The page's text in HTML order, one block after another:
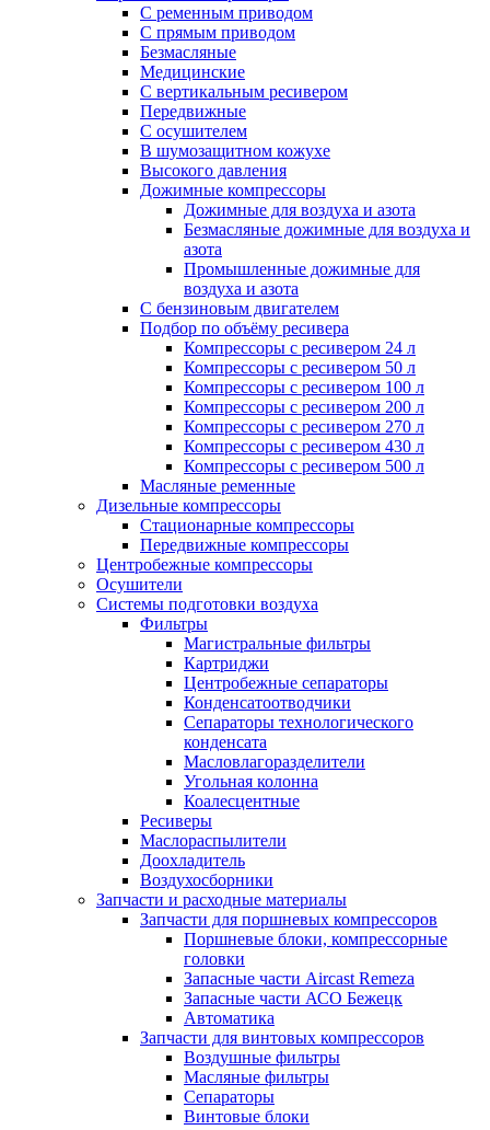
С ременным приводом
С прямым приводом
Безмасляные
Медицинские
С вертикальным ресивером
Передвижные
С осушителем
В шумозащитном кожухе
Высокого давления
Дожимные компрессоры
Дожимные для воздуха и азота
Безмасляные дожимные для воздуха и
азота
Промышленные дожимные для
воздуха и азота
С бензиновым двигателем
Подбор по объёму ресивера
Компрессоры с ресивером 24 л
Компрессоры с ресивером 50 л
Компрессоры с ресивером 100 л
Компрессоры с ресивером 200 л
Компрессоры с ресивером 270 л
Компрессоры с ресивером 430 л
Компрессоры с ресивером 500 л
Масляные ременные
Дизельные компрессоры
Стационарные компрессоры
Передвижные компрессоры
Центробежные компрессоры
Осушители
Системы подготовки воздуха
Фильтры
Магистральные фильтры
Картриджи
Центробежные сепараторы
Конденсатоотводчики
Сепараторы технологического
конденсата
Масловлагоразделители
Угольная колонна
Коалесцентные
Ресиверы
Маслораспылители
Доохладитель
Воздухосборники
Запчасти и расходные материалы
Запчасти для поршневых компрессоров
Поршневые блоки, компрессорные
головки
Запасные части Aircast Remeza
Запасные части АСО Бежецк
Автоматика
Запчасти для винтовых компрессоров
Воздушные фильтры
Масляные фильтры
Сепараторы
Винтовые блоки